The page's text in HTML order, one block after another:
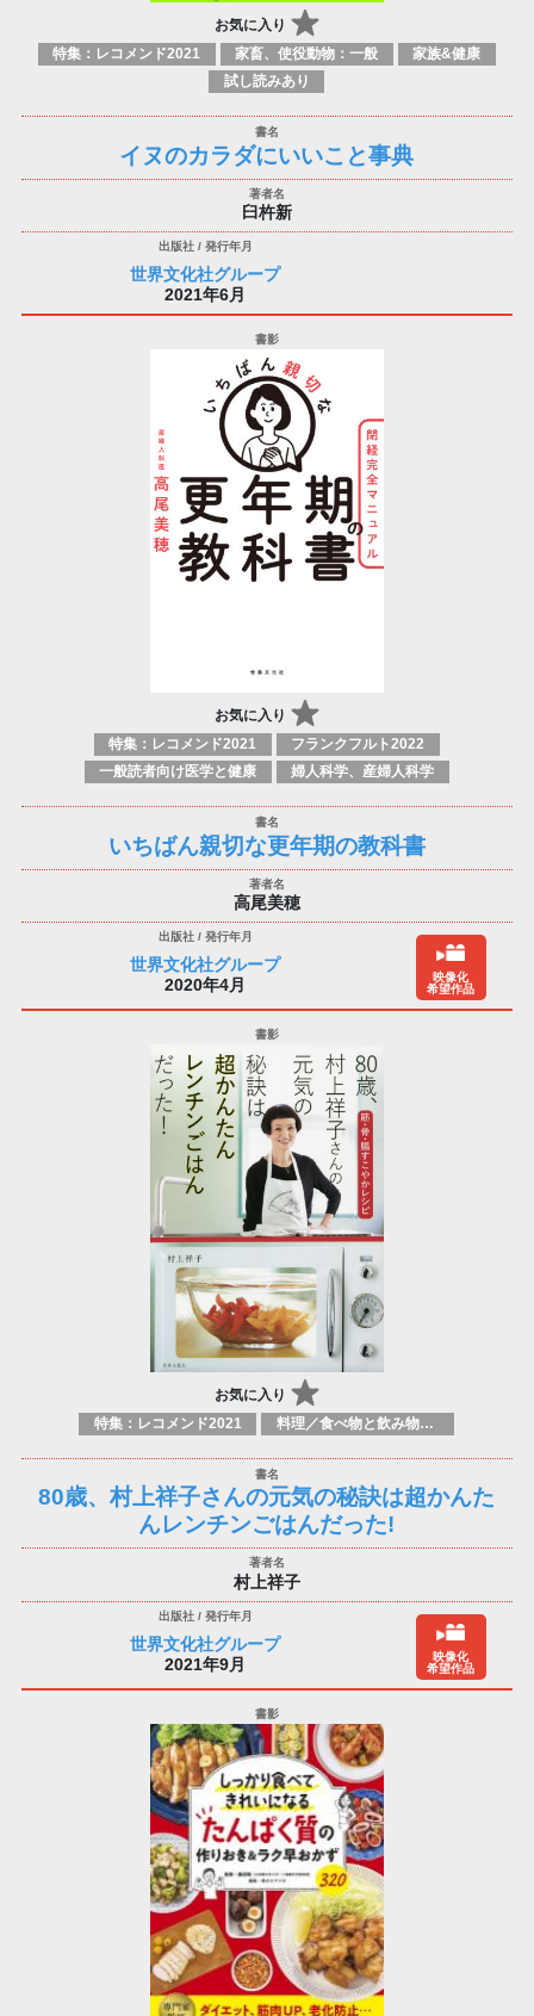
お気に入り
特集：レコメンド2021 家畜、使役動物：一般
家族&健康
試し読みあり
イヌのカラダにいいこと事典
臼杵新
世界文化社グループ
2021年6月
お気に入り
特集：レコメンド2021
フランクフルト2022
一般読者向け医学と健康
婦人科学、産婦人科学
いちばん親切な更年期の教科書
高尾美穂
世界文化社グループ
2020年4月
映像化
希望作品
お気に入り
特集：レコメンド2021 料理／食べ物と飲み物／食に関する記述
80歳、村上祥子さんの元気の秘訣は超かんた
んレンチンごはんだった!
村上祥子
世界文化社グループ
2021年9月
映像化
希望作品